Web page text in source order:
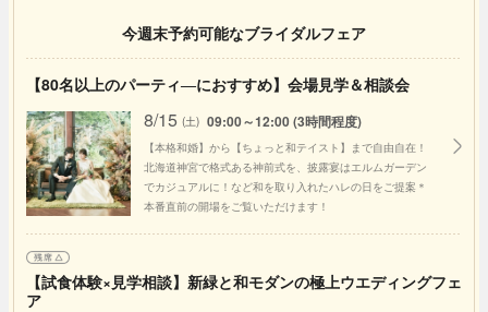
今週末予約可能なブライダルフェア
【80名以上のパーティ―におすすめ】会場見学＆相談会
8/15 (土) 09:00～12:00 (3時間程度)
【本格和婚】から【ちょっと和テイスト】まで自由自在！
北海道神宮で格式ある神前式を、披露宴はエルムガーデン
でカジュアルに！など和を取り入れたハレの日をご提案＊
本番直前の開場をご覧いただけます！
【試食体験×見学相談】新緑と和モダンの極上ウエディングフェ
ア